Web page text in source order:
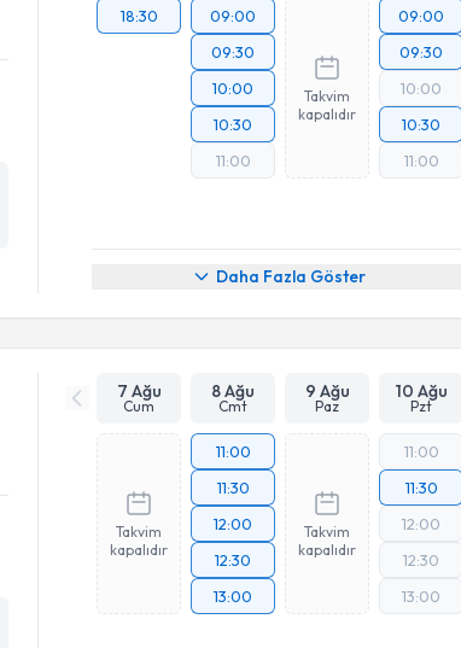
18:30
09:00
09:30
10:00
10:30
11:00
Takvim
kapalıdır
09:00
09:30
10:00
10:30
11:00
Daha Fazla Göster
7 Ağu
Cum
8 Ağu
Cmt
9 Ağu
Paz
10 Ağu
Pzt
Takvim
kapalıdır
11:00
11:30
12:00
12:30
13:00
Takvim
kapalıdır
11:00
11:30
12:00
12:30
13:00